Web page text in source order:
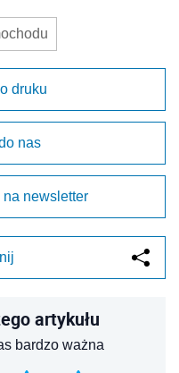
druku
nas
newsletter
artykułu
bardzo ważna